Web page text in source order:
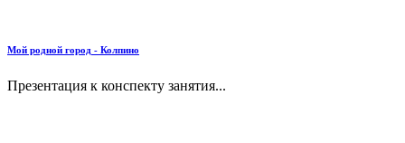
Мой родной город - Колпино
Презентация к конспекту занятия...